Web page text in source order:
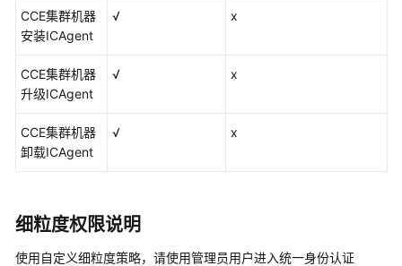
书
资
支
区
域
权
CCE集群机器
安装ICAgent
√ x
CCE集群机器
升级ICAgent
√ x
CCE集群机器
卸载ICAgent
√ x
细粒度权限说明
使用自定义细粒度策略，请使用管理员用户进入统一身份认证